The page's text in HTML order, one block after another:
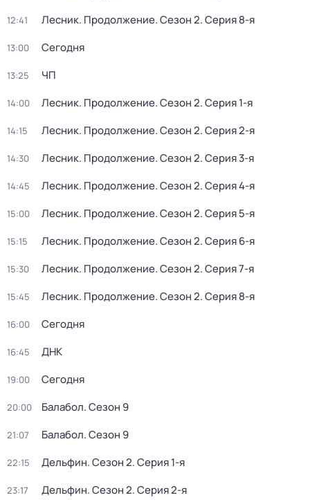
12:41 Лесник. Продолжение. Сезон 2. Серия 8-я
13:00 Сегодня
13:25 ЧП
14:00 Лесник. Продолжение. Сезон 2. Серия 1-я
14:15 Лесник. Продолжение. Сезон 2. Серия 2-я
14:30 Лесник. Продолжение. Сезон 2. Серия 3-я
14:45 Лесник. Продолжение. Сезон 2. Серия 4-я
15:00 Лесник. Продолжение. Сезон 2. Серия 5-я
15:15 Лесник. Продолжение. Сезон 2. Серия 6-я
15:30 Лесник. Продолжение. Сезон 2. Серия 7-я
15:45 Лесник. Продолжение. Сезон 2. Серия 8-я
16:00 Сегодня
16:45 ДНК
19:00 Сегодня
20:00 Балабол. Сезон 9
21:07 Балабол. Сезон 9
22:15 Дельфин. Сезон 2. Серия 1-я
23:17 Дельфин. Сезон 2. Серия 2-я